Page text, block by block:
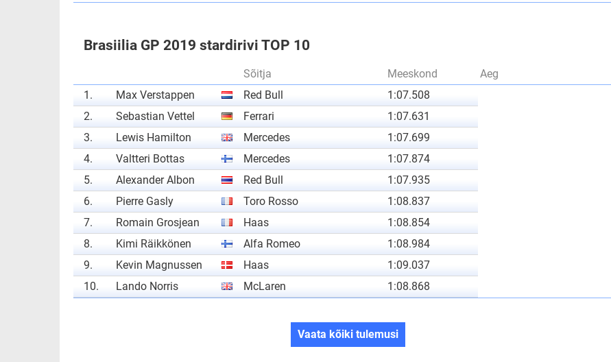
Brasiilia GP 2019 stardirivi TOP 10
Sõitja Meeskond
Aeg
1.
Max Verstappen Red Bull
1:07.508
2.
Sebastian Vettel Ferrari
1:07.631
3.
Lewis Hamilton Mercedes
1:07.699
4.
Valtteri Bottas Mercedes
1:07.874
5.
Alexander Albon Red Bull
1:07.935
6.
Pierre Gasly Toro Rosso
1:08.837
7.
Romain Grosjean Haas
1:08.854
8.
Kimi Räikkönen Alfa Romeo
1:08.984
9.
Kevin Magnussen Haas
1:09.037
10.
Lando Norris McLaren 1:08.868
Vaata kõiki tulemusi